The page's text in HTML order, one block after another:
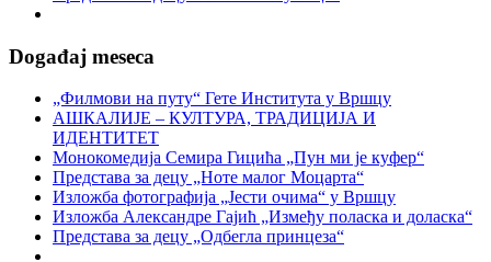
Događaj meseca
„Филмови на путу“ Гетe Института у Вршцу
АШКАЛИЈЕ – КУЛТУРА, ТРАДИЦИЈА И
ИДЕНТИТЕТ
Монокомедија Семира Гицића „Пун ми је куфер“
Представа за децу „Ноте малог Моцарта“
Изложба фотографија „Јести очима“ у Вршцу
Изложба Александре Гајић „Између поласка и доласка“
Представа за децу „Одбегла принцеза“